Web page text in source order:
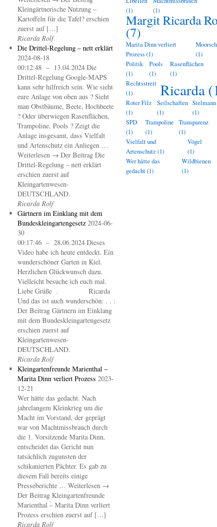
Kleingärtnerische Nutzung –
Kartoffeln für die Tafel? erschien
zuerst auf […]
Ricarda Rolf
Die Drittel-Regelung – nett erklärt
2024-08-18
00:12:48 – 13.04.2024 Die
Drittel-Regelung Google-MAPS
kann sehr hilfreich sein. Wie sieht
eure Anlage von oben aus ? Sieht
man Obstbäume, Beete, Hochbeete
? Oder überwiegen Rasenflächen,
Trampoline, Pools ? Zeigt die
Anlage insgesamt, dass Vielfalt
und Artenschutz ein Anliegen …
Weiterlesen → Der Beitrag Die
Drittel-Regelung – nett erklärt
erschien zuerst auf
Kleingartenwesen-
DEUTSCHLAND.
Ricarda Rolf
Gärtnern im Einklang mit dem
Bundeskleingartengesetz 2024-06-
30
00:17:46 – 28.06.2024 Dieses
Video habe ich heute entdeckt. Ein
wunderschöner Garten in Kiel.
Herzlichen Glückwunsch dazu.
Vielleicht besuche ich euch mal.
Liebe Grüße . Ricarda
Und das ist auch wunderschön: . . :
Der Beitrag Gärtnern im Einklang
mit dem Bundeskleingartengesetz
erschien zuerst auf
Kleingartenwesen-
DEUTSCHLAND.
Ricarda Rolf
Kleingartenfreunde Marienthal –
Marita Dinn verliert Prozess 2023-
12-21
Wer hätte das gedacht. Nach
jahrelangem Kleinkrieg um die
Macht im Vorstand, der geprägt
war von Machtmissbrauch durch
die 1. Vorsitzende Marita Dinn,
entscheidet das Gericht nun
tatsächlich zugunsten der
schikanierten Pächter. Es gab zu
diesem Fall bereits einige
Presseberichte … Weiterlesen →
Der Beitrag Kleingartenfreunde
Marienthal – Marita Dinn verliert
Prozess erschien zuerst auf […]
Ricarda Rolf
(1)
(1)
Margit Ricarda
(7)
Marita Dinn verliert
Prozess(1)
(1)
Politik
(1)
Pools
(1)
Rasenflächen
(1)
Rechtsstreit
(1)
Ricarda
Roter Filz
(1)
Seilschaften
(1)
Sielmann
(1)
SPD
(1)
Trampoline
(1)
Transparenz
(1)
Vielfalt und
Artenschutz(1)
Vögel
(1)
Wer hätte das
gedacht(1)
Wildbienen
(1)